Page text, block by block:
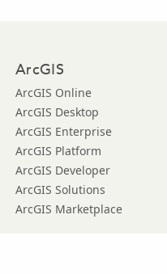
ArcGIS
ArcGIS Online
ArcGIS Desktop
ArcGIS Enterprise
ArcGIS Platform
ArcGIS Developer
ArcGIS Solutions
ArcGIS Marketplace